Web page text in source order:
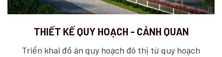
THIẾT KẾ QUY HOẠCH - CẢNH QUAN
Triển khai đồ án quy hoạch đô thị từ quy hoạch